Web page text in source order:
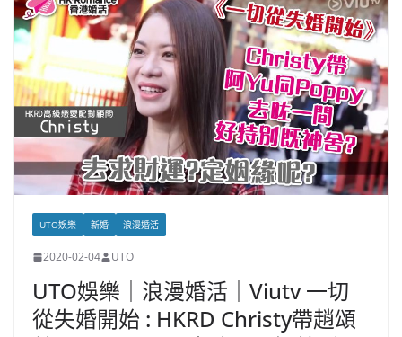
UTO娛樂 新婚 浪漫婚活
2020-02-04 UTO
UTO娛樂｜浪漫婚活｜Viutv 一切
從失婚開始 : HKRD Christy帶趙頌